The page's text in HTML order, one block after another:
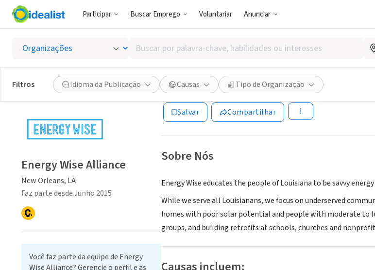
Participar Buscar Emprego Voluntariar Anunciar
Buscar
por
palavra-
chave,
habilidades
ou
interesses
Filtros Idioma da Publicação Causas Tipo de Organização
Energy Wise Alliance
New Orleans, LA |www.energyla.org
Salvar Compartilhar
Sobre Nós
Energy Wise educates the people of Louisiana to be savvy
While we serve all Louisianans, we focus on underserved
homes with poor solar potential and people with moderate to
groups, and building retrofits at schools, churches and
Energy Wise Alliance
New Orleans, LA
Faz parte desde Junho 2015
Você faz parte da equipe de Energy
Wise Alliance? Gerencie o perfil e as